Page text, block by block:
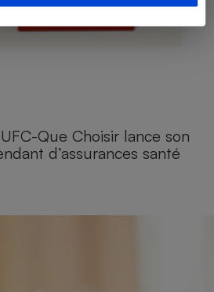
Que Choisir lance son
d’assurances santé